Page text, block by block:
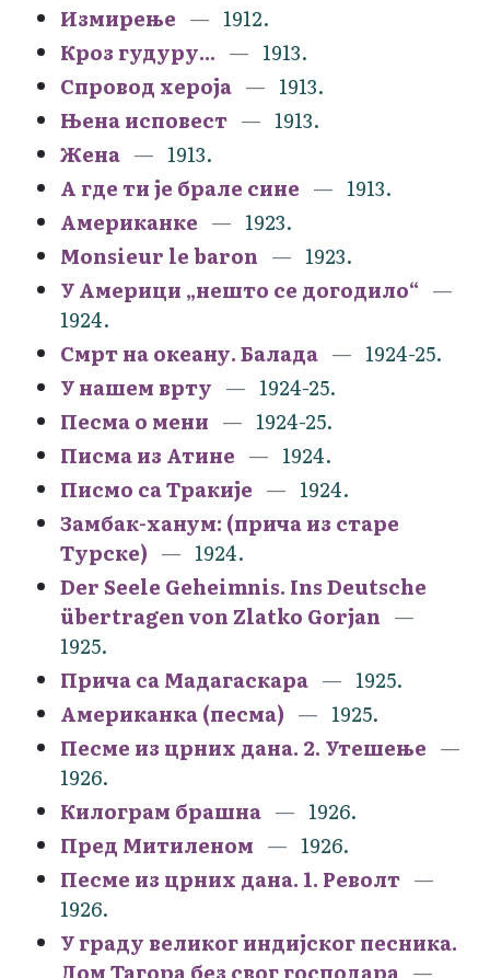
Измирење
1912.
Кроз гудуру...
1913.
Спровод хероја
1913.
Њена исповест
1913.
Жена
1913.
А где ти је брале сине
1913.
Американке
1923.
Monsieur le baron
1923.
У Америци „нешто се догодило“
1924.
Смрт на океану. Балада
1924-25.
У нашем врту
1924-25.
Песма о мени
1924-25.
Писма из Атине
1924.
Писмо са Тракије
1924.
Замбак-ханум: (прича из старе
Турске)
1924.
Der Seele Geheimnis. Ins Deutsche
übertragen von Zlatko Gorjan
1925.
Прича са Мадагаскара
1925.
Американка (песма)
1925.
Песме из црних дана. 2. Утешење
1926.
Килограм брашна
1926.
Пред Митиленом
1926.
Песме из црних дана. 1. Револт
1926.
У граду великог индијског песника.
Дом Тагора без свог господара